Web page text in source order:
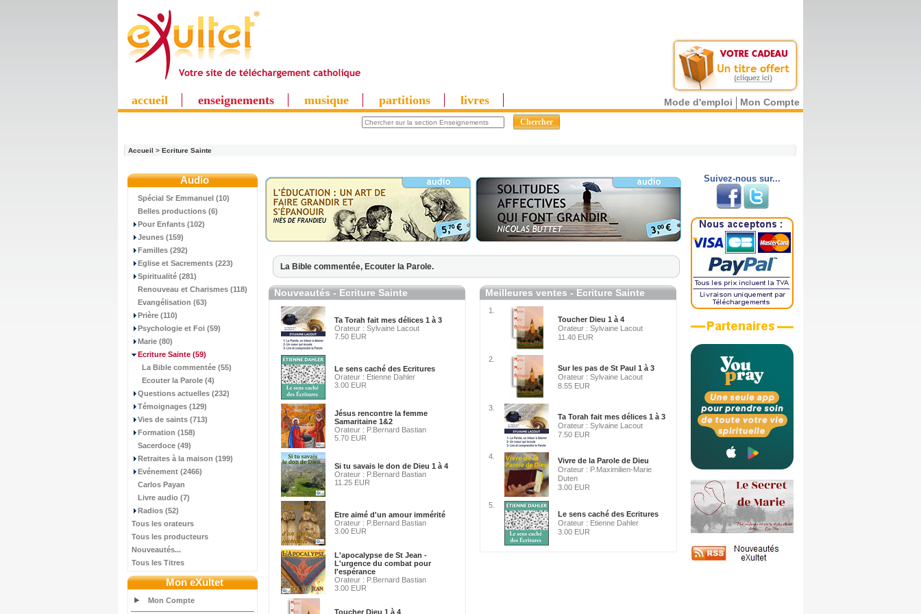
accueil enseignements musique partitions livres Mode d'emploi Mon Compte
Accueil > Ecriture Sainte
Audio
Spécial Sr Emmanuel (10)
Belles productions (6)
Pour Enfants (102)
Jeunes (159)
Familles (292)
Eglise et Sacrements (223)
Spiritualité (281)
Renouveau et Charismes (118)
Evangélisation (63)
Prière (110)
Psychologie et Foi (59)
Marie (80)
Ecriture Sainte (59)
La Bible commentée (55)
Ecouter la Parole (4)
Questions actuelles (232)
Témoignages (129)
Vies de saints (713)
Formation (158)
Sacerdoce (49)
Retraites à la maison (199)
Evénement (2466)
Carlos Payan
Livre audio (7)
Radios (52)
Tous les orateurs
Tous les producteurs
Nouveautés...
Tous les Titres
Mon eXultet
Mon Compte
La Bible commentée, Ecouter la Parole.
Nouveautés - Ecriture Sainte
Ta Torah fait mes délices 1 à 3
Orateur : Sylvaine Lacout
7.50 EUR
Le sens caché des Ecritures
Orateur : Etienne Dahler
3.00 EUR
Jésus rencontre la femme
Samaritaine 1&2
Orateur : P.Bernard Bastian
5.70 EUR
Si tu savais le don de Dieu 1 à 4
Orateur : P.Bernard Bastian
11.25 EUR
Etre aimé d'un amour immérité
Orateur : P.Bernard Bastian
3.00 EUR
L'apocalypse de St Jean -
L'urgence du combat pour
l'espérance
Orateur : P.Bernard Bastian
3.00 EUR
Toucher Dieu 1 à 4
Meilleures ventes - Ecriture Sainte
1.
Toucher Dieu 1 à 4
Orateur : Sylvaine Lacout
11.40 EUR
2.
Sur les pas de St Paul 1 à 3
Orateur : Sylvaine Lacout
8.55 EUR
3.
Ta Torah fait mes délices 1 à 3
Orateur : Sylvaine Lacout
7.50 EUR
4.
Vivre de la Parole de Dieu
Orateur : P.Maximilien-Marie
Duten
3.00 EUR
5.
Le sens caché des Ecritures
Orateur : Etienne Dahler
3.00 EUR
Suivez-nous sur...